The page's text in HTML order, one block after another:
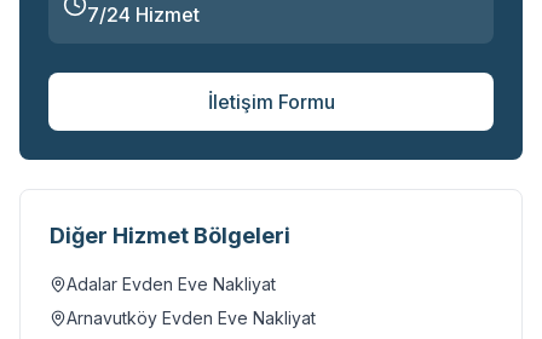
7/24 Hizmet
İletişim Formu
Diğer Hizmet Bölgeleri
Adalar Evden Eve Nakliyat
Arnavutköy Evden Eve Nakliyat